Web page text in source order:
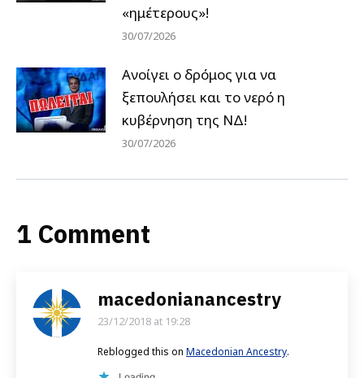
«ημέτερους»!
30/07/2026
Ανοίγει ο δρόμος για να
ξεπουλήσει και το νερό η
κυβέρνηση της ΝΔ!
30/07/2026
1 Comment
macedonianancestry
says:
23/12/2018 at 19:28
Reblogged this on Macedonian Ancestry.